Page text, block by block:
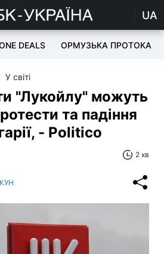
UA
DEALS ОРМУЗЬКА ПРОТОКА
У світі
"Лукойлу" можуть
та падіння
- Politico
2 хв